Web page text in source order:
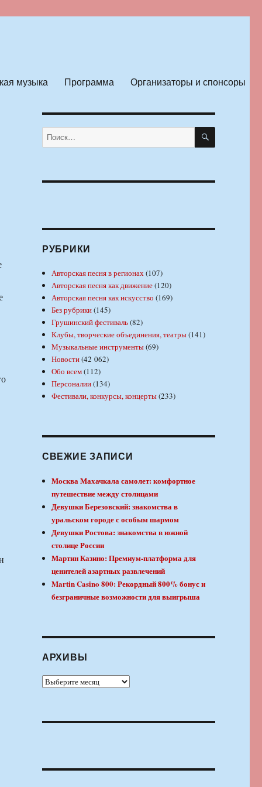
музыка Программа Организаторы и спонсоры
Искать: ПОИСК
РУБРИКИ
Авторская песня в регионах(107)
Авторская песня как движение(120)
Авторская песня как искусство (169)
Без рубрики(145)
Грушинский фестиваль(82)
Клубы, творческие объединения, театры(141)
Музыкальные инструменты(69)
Новости(42 062)
Обо всем(112)
Персоналии(134)
Фестивали, конкурсы, концерты(233)
СВЕЖИЕ ЗАПИСИ
Москва Махачкала самолет: комфортное
путешествие между столицами
Девушки Березовский: знакомства в
уральском городе с особым шармом
Девушки Ростова: знакомства в южной
столице России
Мартин Казино: Премиум-платформа для
ценителей азартных развлечений
Martin Casino 800: Рекордный 800% бонус и
безграничные возможности для выигрыша
АРХИВЫ
Архивы